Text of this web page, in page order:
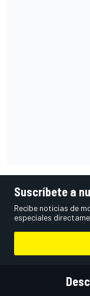
Suscríbete a
Recibe noticias de
especiales